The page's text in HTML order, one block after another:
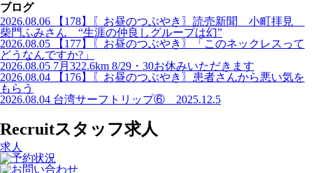
ブログ
2026.08.06
【178】〖お昼のつぶやき〗読売新聞 小町拝見
柴門ふみさん “生涯の仲良しグループは幻”
2026.08.05
【177】〖お昼のつぶやき〗「このネックレスって
どうなんですか?」
2026.08.05 7月322.6km 8/29・30お休みいただきます
2026.08.04
【176】〖お昼のつぶやき〗患者さんから悪い気を
もらう
2026.08.04 台湾サーフトリップ⑥ 2025.12.5
Recruitスタッフ求人
求人